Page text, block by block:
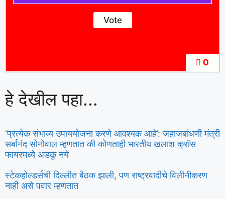
0
हे देखील पहा...
‘प्रत्येक संभाव्य उपाययोजना करणे आवश्यक आहे’: जहाजबांधणी मंत्री
सर्बानंद सोनोवाल म्हणतात की कोणताही भारतीय खलाश क्रॉस
फायरमध्ये अडकू नये
स्टेकहोल्डर्सची दिल्लीत बैठक झाली, पण राष्ट्रवादीचे विलीनीकरण
नाही असे पवार म्हणतात